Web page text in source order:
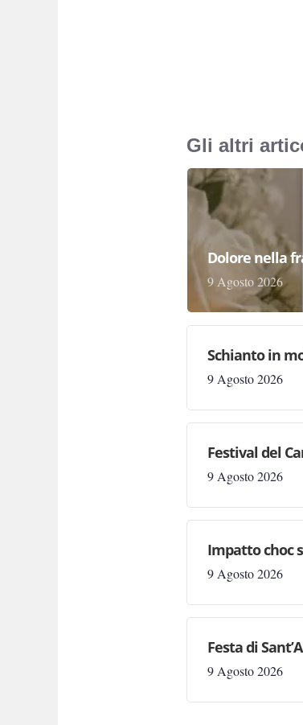
Gli altri
Dolore nella
9 Agosto 2026
Schianto in
9 Agosto 2026
Festival del
9 Agosto 2026
Impatto choc
9 Agosto 2026
Festa di
9 Agosto 2026